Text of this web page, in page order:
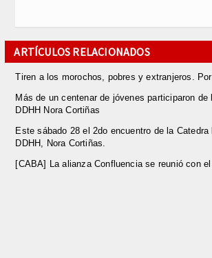
ARTÍCULOS RELACIONADOS
Tiren a los morochos, pobres y extranjeros.
Más de un centenar de jóvenes participaron de
DDHH Nora Cortiñas
Este sábado 28 el 2do encuentro de la
DDHH, Nora Cortiñas.
[CABA] La alianza Confluencia se reunió con